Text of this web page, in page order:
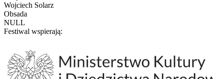
Wojciech Solarz
Obsada
NULL
Festiwal wspierają: